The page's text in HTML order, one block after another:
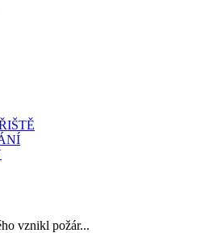
vznikl požár...